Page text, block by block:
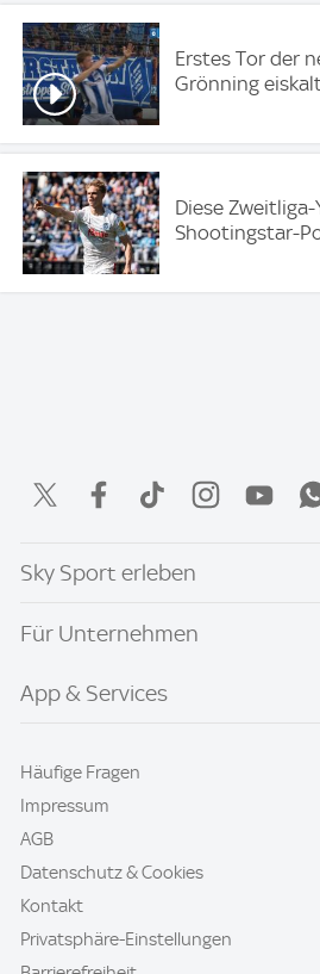
Erstes Tor der
Grönning eiskalt
Diese
Shootingstar-
Sky Sport erleben
Für Unternehmen
App & Services
Häufige Fragen
Impressum
AGB
Datenschutz & Cookies
Kontakt
Privatsphäre-Einstellungen